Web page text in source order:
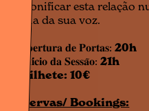
personificar esta relação
boleia da sua voz.
⌛ 𝐀𝐛𝐞𝐫𝐭𝐮𝐫𝐚 𝐝𝐞 𝐏𝐨𝐫𝐭𝐚𝐬:20h
🎥 𝐈𝐧𝐢́𝐜𝐢𝐨 𝐝𝐚 𝐒𝐞𝐬𝐬𝐚̃𝐨:21h
Bilhete: 10€
Reservas/ Bookings: